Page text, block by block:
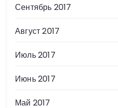
Сентябрь 2017
Август 2017
Июль 2017
Июнь 2017
Май 2017